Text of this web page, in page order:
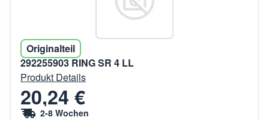
Originalteil
292255903 RING SR 4 LL
Produkt Details
20,24 €
2-8 Wochen